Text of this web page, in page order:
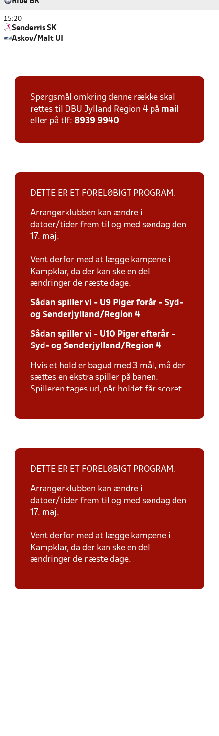
Ribe BK
15:20
Sønderris SK
Askov/Malt UI
Spørgsmål omkring denne række skal
rettes til DBU Jylland Region 4 på mail
eller på tlf: 8939 9940
DETTE ER ET FORELØBIGT PROGRAM.
Arrangørklubben kan ændre i
datoer/tider frem til og med søndag den
17. maj.
Vent derfor med at lægge kampene i
Kampklar, da der kan ske en del
ændringer de næste dage.
Sådan spiller vi - U9 Piger forår - Syd-
og Sønderjylland/Region 4
Sådan spiller vi - U10 Piger efterår -
Syd- og Sønderjylland/Region 4
Hvis et hold er bagud med 3 mål, må der
sættes en ekstra spiller på banen.
Spilleren tages ud, når holdet får scoret.
DETTE ER ET FORELØBIGT PROGRAM.
Arrangørklubben kan ændre i
datoer/tider frem til og med søndag den
17. maj.
Vent derfor med at lægge kampene i
Kampklar, da der kan ske en del
ændringer de næste dage.